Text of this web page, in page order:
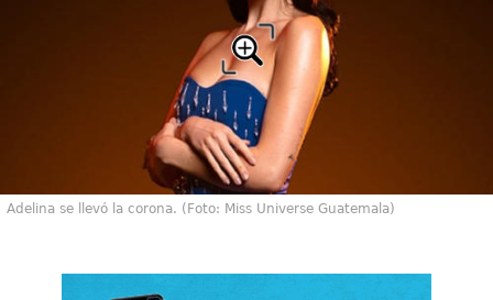
Adelina se llevó la corona. (Foto: Miss Universe Guatemala)